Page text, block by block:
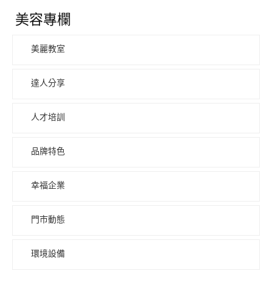
美容專欄
美麗教室
達人分享
人才培訓
品牌特色
幸福企業
門市動態
環境設備